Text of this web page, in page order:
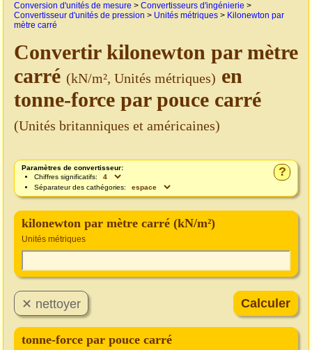
Conversion d'unités de mesure > Convertisseurs d'ingénierie >
Convertisseur d'unités de pression > Unités métriques > Kilonewton par
mètre carré
Convertir kilonewton par mètre
carré (kN/m², Unités métriques) en
tonne-force par pouce carré
(Unités britanniques et américaines)
?
Paramètres de convertisseur:
Chiffres significatifs:
Séparateur des cathégories:
kilonewton par mètre carré (kN/m²)
Unités métriques
tonne-force par pouce carré